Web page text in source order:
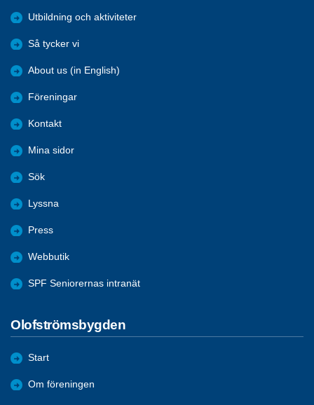
Utbildning och aktiviteter
Så tycker vi
About us (in English)
Föreningar
Kontakt
Mina sidor
Sök
Lyssna
Press
Webbutik
SPF Seniorernas intranät
Olofströmsbygden
Start
Om föreningen